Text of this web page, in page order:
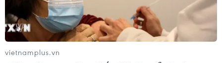
vietnamplus.vn